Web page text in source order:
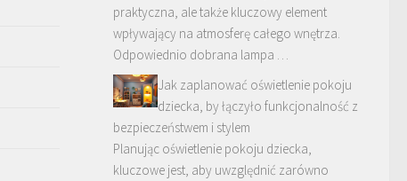
praktyczna, ale także kluczowy element
wpływający na atmosferę całego wnętrza.
Odpowiednio dobrana lampa …
Jak zaplanować oświetlenie pokoju
dziecka, by łączyło funkcjonalność z
bezpieczeństwem i stylem
Planując oświetlenie pokoju dziecka,
kluczowe jest, aby uwzględnić zarówno